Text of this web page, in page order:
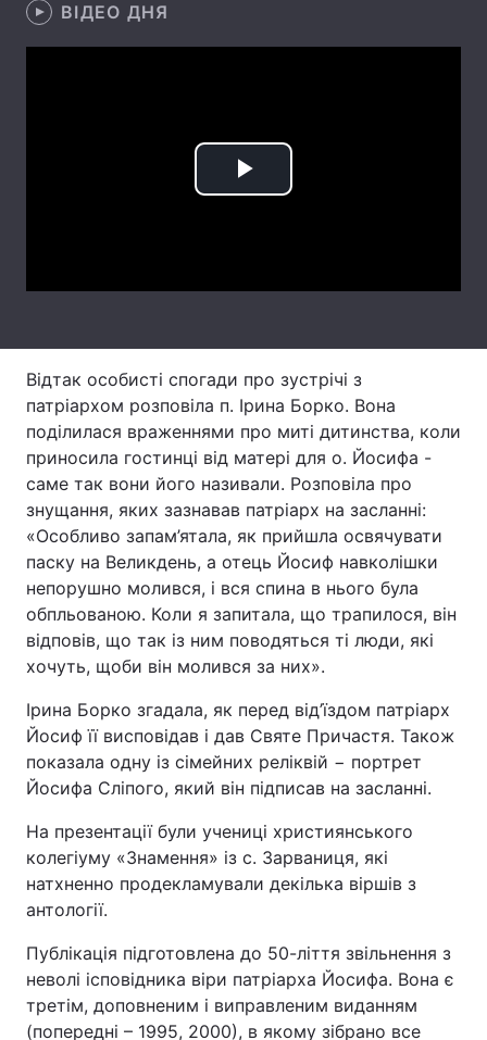
Цікавинки
Послуги
Тема оформлення
ВІДЕО ДНЯ
Play
Відтак особисті спогади про зустрічі з
патріархом розповіла п. Ірина Борко. Вона
поділилася враженнями про миті дитинства, коли
приносила гостинці від матері для о. Йосифа -
саме так вони його називали. Розповіла про
знущання, яких зазнавав патріарх на засланні:
«Особливо запам’ятала, як прийшла освячувати
паску на Великдень, а отець Йосиф навколішки
непорушно молився, і вся спина в нього була
обпльованою. Коли я запитала, що трапилося, він
відповів, що так із ним поводяться ті люди, які
хочуть, щоби він молився за них».
Ірина Борко згадала, як перед від’їздом патріарх
Йосиф її висповідав і дав Святе Причастя. Також
показала одну із сімейних реліквій − портрет
Йосифа Сліпого, який він підписав на засланні.
На презентації були учениці християнського
колегіуму «Знамення» із с. Зарваниця, які
натхненно продекламували декілька віршів з
антології.
Публікація підготовлена до 50-ліття звільнення з
неволі ісповідника віри патріарха Йосифа. Вона є
третім, доповненим і виправленим виданням
(попередні – 1995, 2000), в якому зібрано все